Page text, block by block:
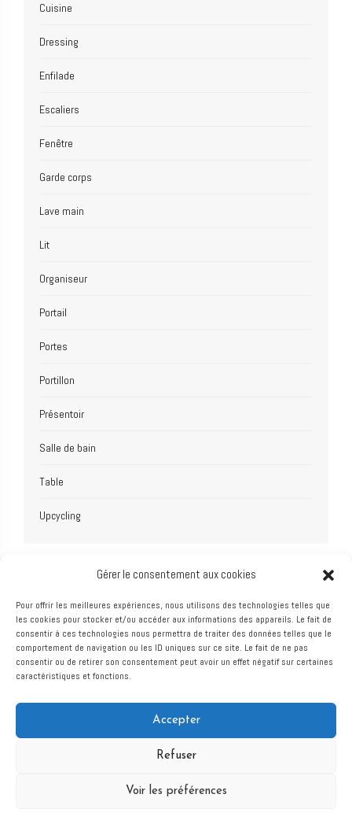
Gérer le consentement aux cookies
Pour offrir les meilleures expériences, nous utilisons des technologies telles que
les cookies pour stocker et/ou accéder aux informations des appareils. Le fait de
consentir à ces technologies nous permettra de traiter des données telles que le
comportement de navigation ou les ID uniques sur ce site. Le fait de ne pas
consentir ou de retirer son consentement peut avoir un effet négatif sur certaines
caractéristiques et fonctions.
Accepter
Refuser
Voir les préférences
Cuisine
Dressing
Enfilade
Escaliers
Fenêtre
Garde corps
Lave main
Lit
Organiseur
Portail
Portes
Portillon
Présentoir
Salle de bain
Table
Upcycling
Atelier Bois Robain